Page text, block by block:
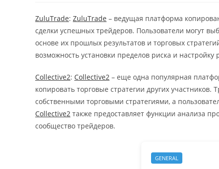
ZuluTrade: ZuluTrade – ведущая платформа
сделки успешных трейдеров. Пользователи могут
основе их прошлых результатов и торговых
возможность установки пределов риска и настройку
Collective2: Collective2 – еще одна популярная
копировать торговые стратегии других
собственными торговыми стратегиями, а
Collective2 также предоставляет функции анализа
сообщество трейдеров.
GENERAL